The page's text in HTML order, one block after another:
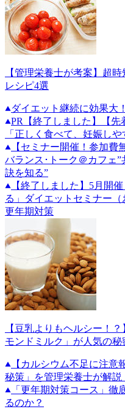
【管理栄養士が考案】超
レシピ4選
ダイエット継続に効果大
PR
【終了しました】【
「正しく食べて、妊娠し
【セミナー開催！参加費
バランス･トーク＠カフェ
訣を知る”
【終了しました】5月開
る」ダイエットセミナー（
更年期対策
【豆乳よりもヘルシー！
モンドミルク」が人気の秘
【カルシウム不足に注
秘策」を管理栄養士が解説
「更年期対策コース」徹
るのか？